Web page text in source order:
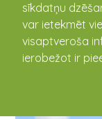
sīkdatņu
var ietekmēt
visaptveroša
ierobežot ir
Lielā